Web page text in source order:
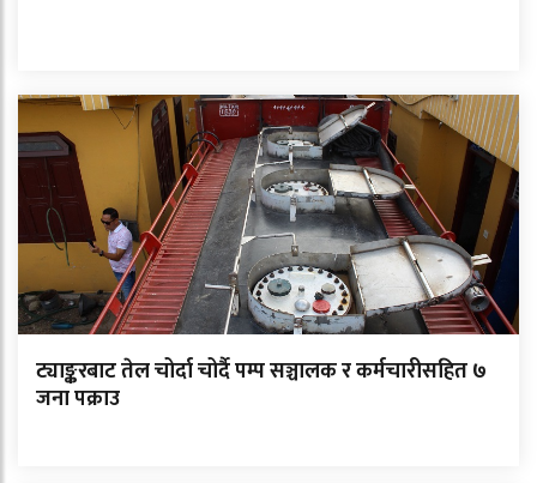
ट्याङ्करबाट तेल चोर्दा चोर्दै पम्प सञ्चालक र कर्मचारीसहित ७
जना पक्राउ